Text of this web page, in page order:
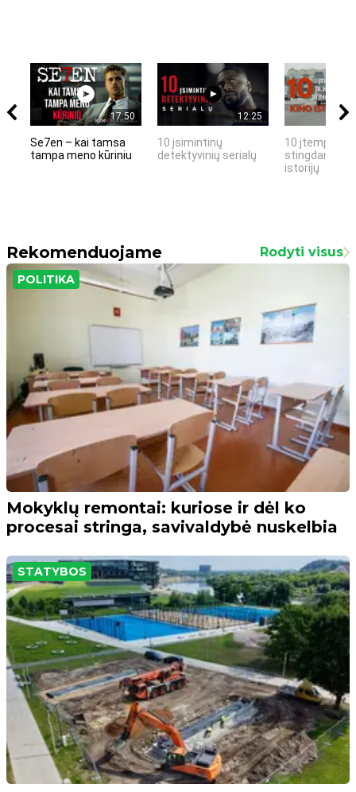
17:50
Se7en – kai tamsa
tampa meno kūriniu
12:25
10 įsimintinų
detektyvinių serialų
10 įtemptų,
stingdančių
istorijų
Rekomenduojame Rodyti visus
POLITIKA
Mokyklų remontai: kuriose ir dėl ko
procesai stringa, savivaldybė nuskelbia
STATYBOS